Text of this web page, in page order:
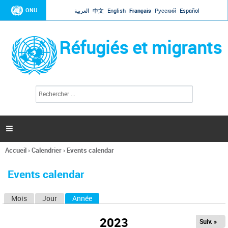
Jump to navigation
ONU العربية 中文 English Français Русский Español
Réfugiés et migrants
l
c
h
e

Vous
ici
Accueil›Calendrier› Events calendar
Events calendar
Mois Jour Année
2023 Suiv. »